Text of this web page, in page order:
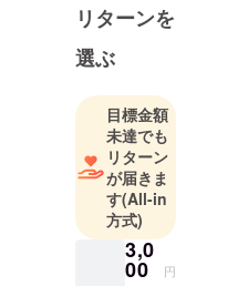
本業はペッ
ト用品迷子
札製造販売
ネット通販
を18年続
け、売上総
額１億以
上、幕張
メッセ
「ペット
博」2回出展
リターンを
選ぶ
目標金額
未達でも
リターン
が届きま
す(All-in
方式)
3,0
00 円